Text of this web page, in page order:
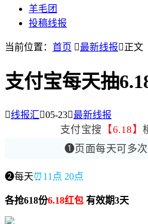
羊毛团
投稿线报
当前位置： 首页 最新线报正文
支付宝每天抽
线报汇05-23最新线报
支付宝搜 【6.18】
❶页面每天可多
❷每天⏰11点 20点
各抢618份6.18红包 有效期3天